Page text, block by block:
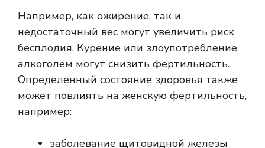
Например, как ожирение, так и
недостаточный вес могут увеличить риск
бесплодия. Курение или злоупотребление
алкоголем могут снизить фертильность.
Определенный состояние здоровья также
может повлиять на женскую фертильность,
например:
заболевание щитовидной железы